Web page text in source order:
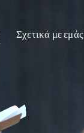
Σχετικά με εμάς